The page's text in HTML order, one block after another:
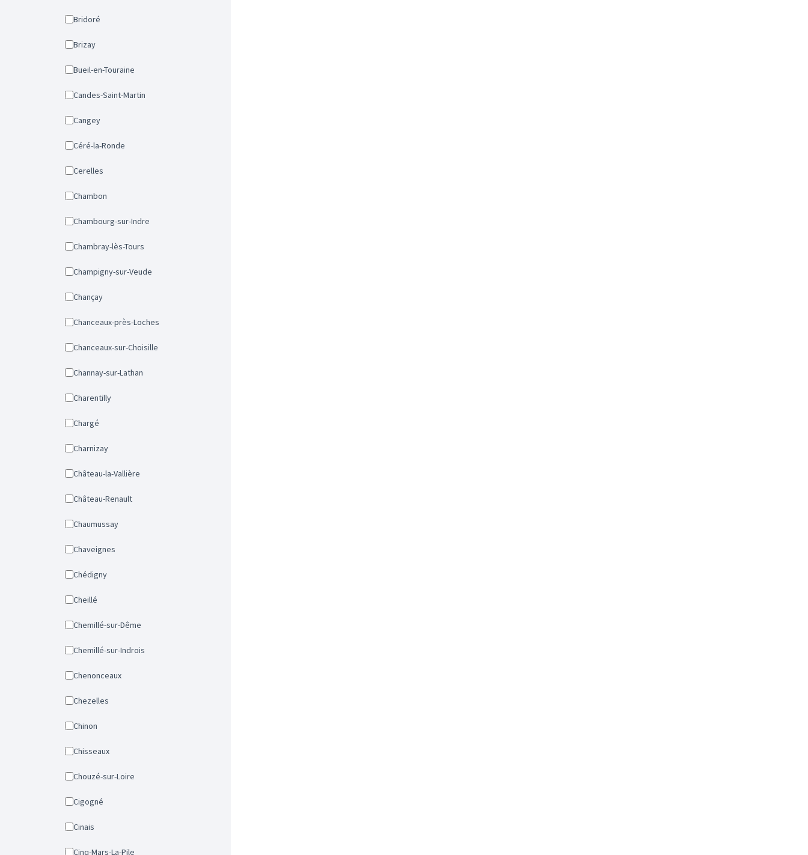
Bridoré
Brizay
Bueil-en-Touraine
Candes-Saint-Martin
Cangey
Céré-la-Ronde
Cerelles
Chambon
Chambourg-sur-Indre
Chambray-lès-Tours
Champigny-sur-Veude
Chançay
Chanceaux-près-Loches
Chanceaux-sur-Choisille
Channay-sur-Lathan
Charentilly
Chargé
Charnizay
Château-la-Vallière
Château-Renault
Chaumussay
Chaveignes
Chédigny
Cheillé
Chemillé-sur-Dême
Chemillé-sur-Indrois
Chenonceaux
Chezelles
Chinon
Chisseaux
Chouzé-sur-Loire
Cigogné
Cinais
Cinq-Mars-La-Pile